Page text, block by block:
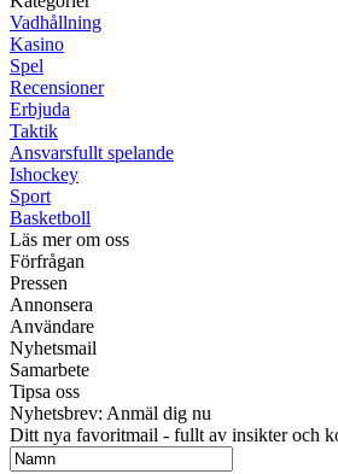
Vadhållning
Kasino
Spel
Recensioner
Erbjuda
Taktik
Ansvarsfullt spelande
Ishockey
Sport
Basketboll
Läs mer om oss
Förfrågan
Pressen
Annonsera
Användare
Nyhetsmail
Samarbete
Tipsa oss
Nyhetsbrev: Anmäl dig nu
Ditt nya favoritmail - fullt av insikter och